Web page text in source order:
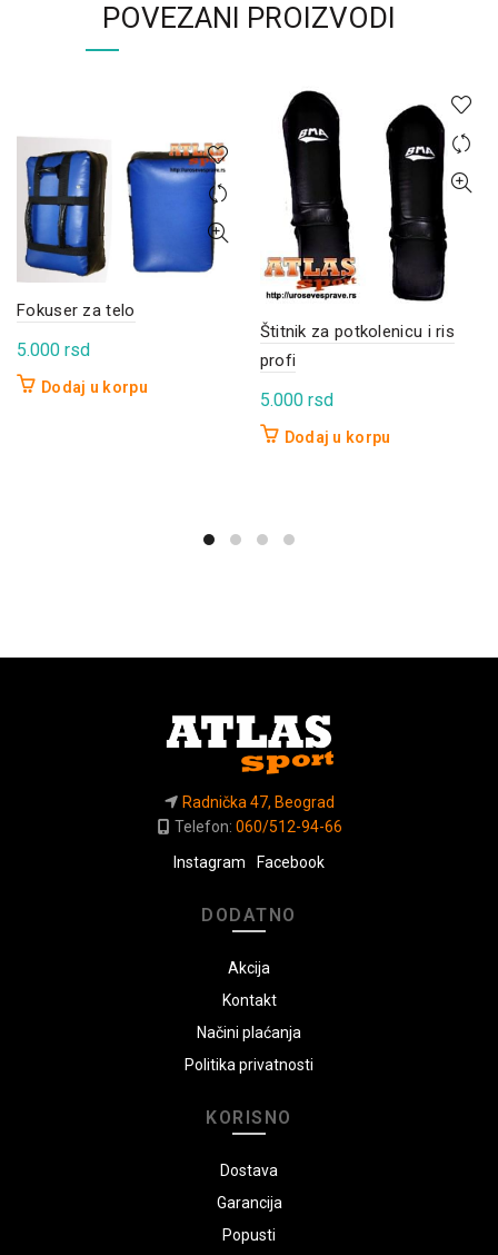
POVEZANI PROIZVODI
Fokuser za telo
5.000 rsd
Dodaj u korpu
Štitnik za potkolenicu i ris
profi
5.000 rsd
Dodaj u korpu
Radnička 47, Beograd
Telefon: 060/512-94-66
Instagram
Facebook
DODATNO
Akcija
Kontakt
Načini plaćanja
Politika privatnosti
KORISNO
Dostava
Garancija
Popusti